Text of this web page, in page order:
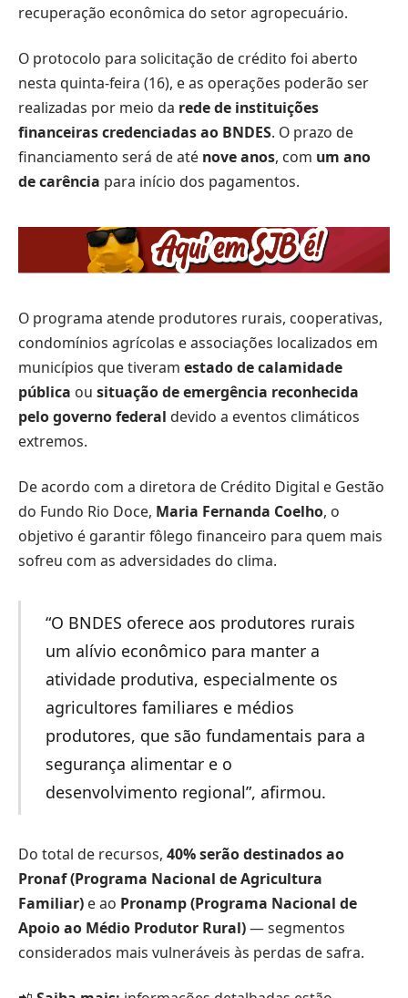
recuperação econômica do setor agropecuário.
O protocolo para solicitação de crédito foi aberto
nesta quinta-feira (16), e as operações poderão ser
realizadas por meio da rede de instituições
financeiras credenciadas ao BNDES. O prazo de
financiamento será de até nove anos, com um ano
de carência para início dos pagamentos.
O programa atende produtores rurais, cooperativas,
condomínios agrícolas e associações localizados em
municípios que tiveram estado de calamidade
pública ou situação de emergência reconhecida
pelo governo federal devido a eventos climáticos
extremos.
De acordo com a diretora de Crédito Digital e Gestão
do Fundo Rio Doce, Maria Fernanda Coelho, o
objetivo é garantir fôlego financeiro para quem mais
sofreu com as adversidades do clima.
“O BNDES oferece aos produtores rurais
um alívio econômico para manter a
atividade produtiva, especialmente os
agricultores familiares e médios
produtores, que são fundamentais para a
segurança alimentar e o
desenvolvimento regional”, afirmou.
Do total de recursos, 40% serão destinados ao
Pronaf (Programa Nacional de Agricultura
Familiar) e ao Pronamp (Programa Nacional de
Apoio ao Médio Produtor Rural)— segmentos
considerados mais vulneráveis às perdas de safra.